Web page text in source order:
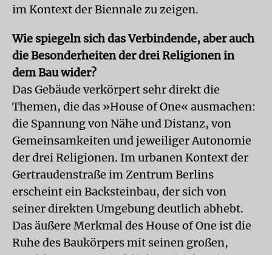
im Kontext der Biennale zu zeigen.
Wie spiegeln sich das Verbindende, aber auch
die Besonderheiten der drei Religionen in
dem Bau wider?
Das Gebäude verkörpert sehr direkt die
Themen, die das »House of One« ausmachen:
die Spannung von Nähe und Distanz, von
Gemeinsamkeiten und jeweiliger Autonomie
der drei Religionen. Im urbanen Kontext der
Gertraudenstraße im Zentrum Berlins
erscheint ein Backsteinbau, der sich von
seiner direkten Umgebung deutlich abhebt.
Das äußere Merkmal des House of One ist die
Ruhe des Baukörpers mit seinen großen,